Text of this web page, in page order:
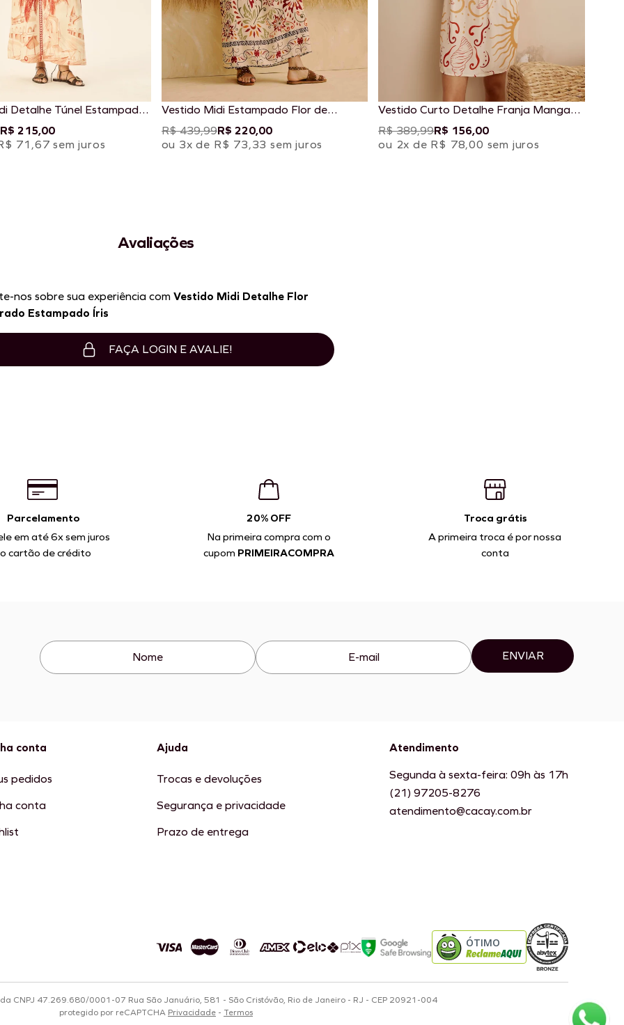
Detalhe Túnel Estampado
R$ 215,00
71,67 sem juros
Vestido Midi Estampado Flor de
Mashua
R$ 439,99R$ 220,00
ou 3x de R$ 73,33 sem juros
Vestido Curto Detalhe Franja Manga
Estampado Marahu
R$ 389,99R$ 156,00
ou 2x de R$ 78,00 sem juros
Avaliações
nos sobre sua experiência com Vestido Midi Detalhe Flor
Estampado Íris
FAÇA LOGIN E AVALIE!
Parcelamento
em até 6x sem juros
cartão de crédito
20% OFF
Na primeira compra com o
cupom PRIMEIRACOMPRA
Troca grátis
A primeira troca é por nossa
conta
ENVIAR
conta
pedidos
conta
Ajuda
Trocas e devoluções
Segurança e privacidade
Prazo de entrega
Atendimento
Segunda à sexta-feira: 09h às 17h
(21) 97205-8276
atendimento@cacay.com.br
ÓTIMO
CNPJ 47.269.680/0001-07 Rua São Januário, 581 - São Cristóvão, Rio de Janeiro - RJ - CEP 20921-004
protegido por reCAPTCHA Privacidade - Termos